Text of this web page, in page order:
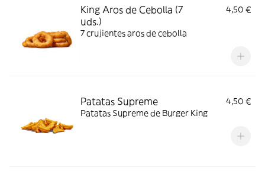
King Aros de Cebolla (7
uds.)
4,50 €
7 crujientes aros de cebolla
Patatas Supreme
4,50 €
Patatas Supreme de Burger King